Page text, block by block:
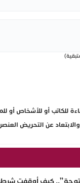
للكاتب أو للأشخاص أو
والابتعاد عن التحريض